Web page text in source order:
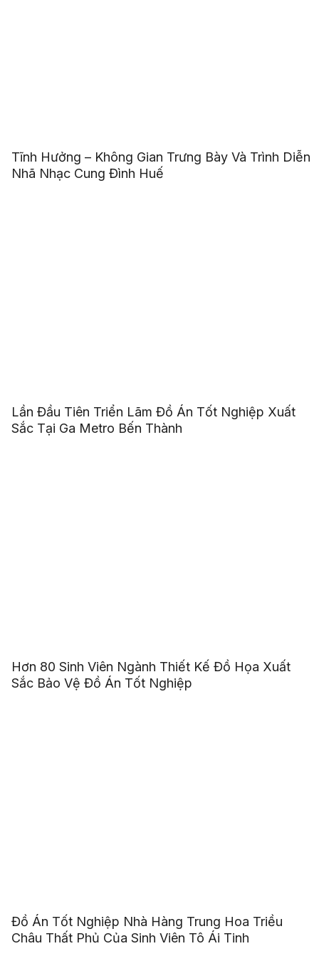
Tĩnh Hưởng – Không Gian Trưng Bày Và Trình Diễn
Nhã Nhạc Cung Đình Huế
Lần Đầu Tiên Triển Lãm Đồ Án Tốt Nghiệp Xuất
Sắc Tại Ga Metro Bến Thành
Hơn 80 Sinh Viên Ngành Thiết Kế Đồ Họa Xuất
Sắc Bảo Vệ Đồ Án Tốt Nghiệp
Đồ Án Tốt Nghiệp Nhà Hàng Trung Hoa Triều
Châu Thất Phủ Của Sinh Viên Tô Ái Tinh